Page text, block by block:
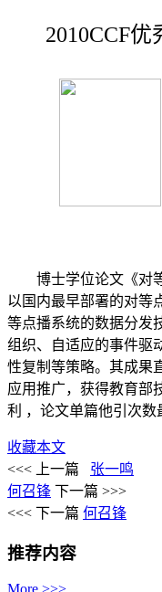
2010CCF
博士学位论文《对
以国内最早部署的对等
等点播系统的数据分发
组织、自适应的事件驱
性复制等策略。其成果
应用推广，获得教育部
利 ，论文单篇他引次数
收藏本文
<<< 上一篇
张一鸣
何召锋 下一篇 >>>
<<< 下一篇 何召锋
推荐内容
More >>>